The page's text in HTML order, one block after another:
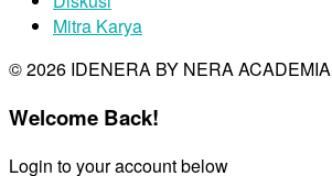
Mitra Karya
© 2026 IDENERA BY NERA ACADEMIA
Welcome Back!
Login to your account below